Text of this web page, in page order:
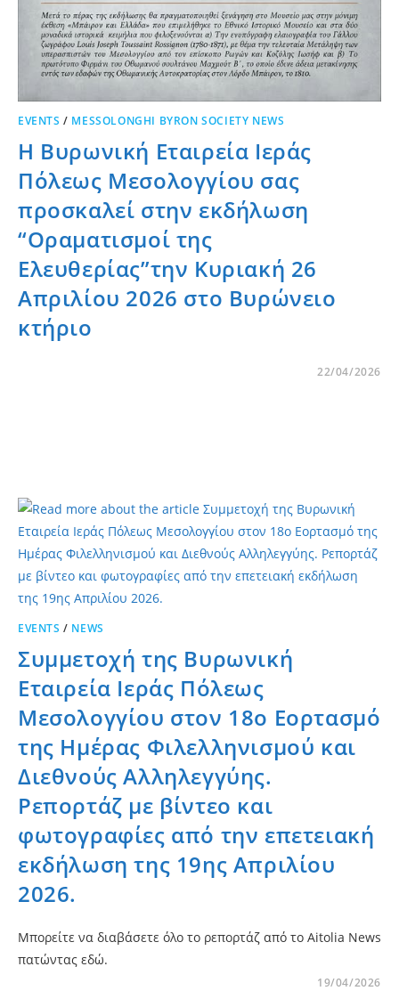
EVENTS / MESSOLONGHI BYRON SOCIETY NEWS
Η Βυρωνική Εταιρεία Ιεράς
Πόλεως Μεσολογγίου σας
προσκαλεί στην εκδήλωση
“Οραματισμοί της
Ελευθερίας”την Κυριακή 26
Απριλίου 2026 στο Βυρώνειο
κτήριο
22/04/2026
EVENTS / NEWS
Συμμετοχή της Βυρωνική
Εταιρεία Ιεράς Πόλεως
Μεσολογγίου στον 18ο Εορτασμό
της Ημέρας Φιλελληνισμού και
Διεθνούς Αλληλεγγύης.
Ρεπορτάζ με βίντεο και
φωτογραφίες από την επετειακή
εκδήλωση της 19ης Απριλίου
2026.
Μπορείτε να διαβάσετε όλο το ρεπορτάζ από το Αitolia Νews
πατώντας εδώ.
19/04/2026